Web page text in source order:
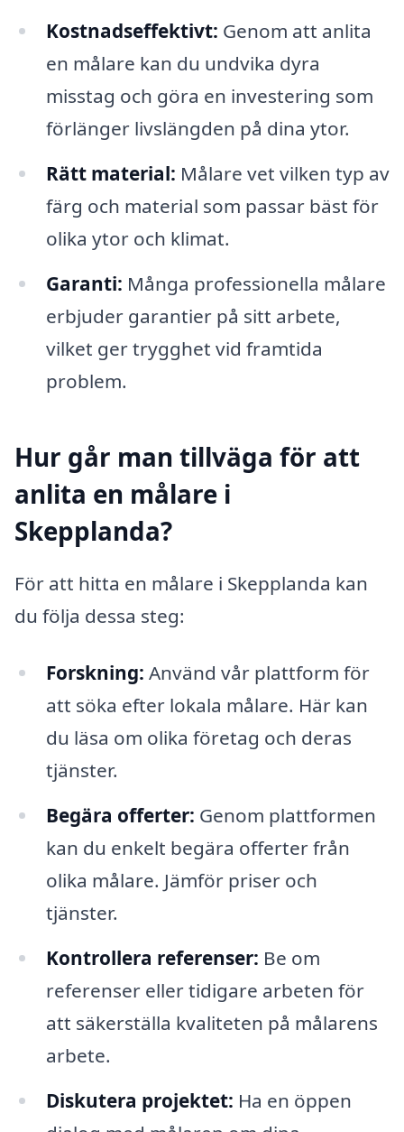
Kostnadseffektivt: Genom att anlita
en målare kan du undvika dyra
misstag och göra en investering som
förlänger livslängden på dina ytor.
Rätt material: Målare vet vilken typ av
färg och material som passar bäst för
olika ytor och klimat.
Garanti: Många professionella målare
erbjuder garantier på sitt arbete,
vilket ger trygghet vid framtida
problem.
Hur går man tillväga för att
anlita en målare i
Skepplanda?
För att hitta en målare i Skepplanda kan
du följa dessa steg:
Forskning: Använd vår plattform för
att söka efter lokala målare. Här kan
du läsa om olika företag och deras
tjänster.
Begära offerter: Genom plattformen
kan du enkelt begära offerter från
olika målare. Jämför priser och
tjänster.
Kontrollera referenser: Be om
referenser eller tidigare arbeten för
att säkerställa kvaliteten på målarens
arbete.
Diskutera projektet: Ha en öppen